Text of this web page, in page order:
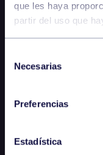
que les haya
partir del uso que
Necesarias
Preferencias
Estadística